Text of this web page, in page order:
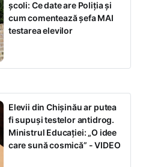
școli: Ce date are Poliția și
cum comentează șefa MAI
testarea elevilor
Elevii din Chișinău ar putea
fi supuși testelor antidrog.
Ministrul Educației: „O idee
care sună cosmică” - VIDEO